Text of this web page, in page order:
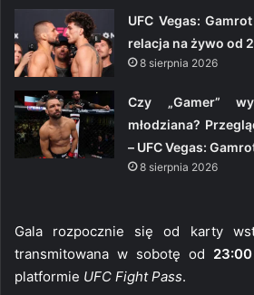
UFC Vegas:
relacja na żywo od
8 sierpnia 2026
Czy „Gamer”
młodziana?
– UFC Vegas:
8 sierpnia 2026
Gala rozpocznie się od karty
transmitowana w sobotę od 23:00
platformie UFC Fight Pass.